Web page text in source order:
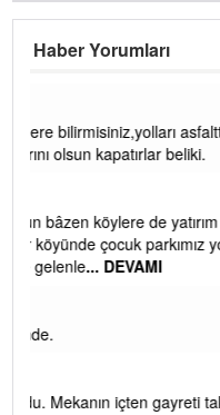
Haber Yorumları
yok
F.EKİM’E CEVAP:
teşekkür ederim.
Turgay
Bu iş herkesin
uğruna verdiğiniz
hemsehrilerimiz
BÜYÜK
İPTAL EDİLSİN.
ÖDESİNLER